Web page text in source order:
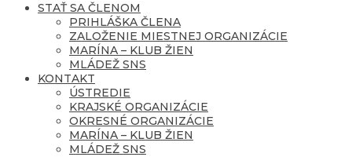
STAŤ SA ČLENOM
PRIHLÁŠKA ČLENA
ZALOŽENIE MIESTNEJ ORGANIZÁCIE
MARÍNA – KLUB ŽIEN
MLÁDEŽ SNS
KONTAKT
ÚSTREDIE
KRAJSKÉ ORGANIZÁCIE
OKRESNÉ ORGANIZÁCIE
MARÍNA – KLUB ŽIEN
MLÁDEŽ SNS